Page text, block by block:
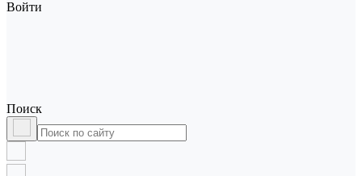
Войти
Поиск